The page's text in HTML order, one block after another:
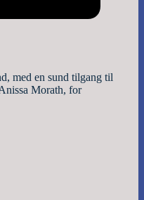
med en sund tilgang til
Morath, for